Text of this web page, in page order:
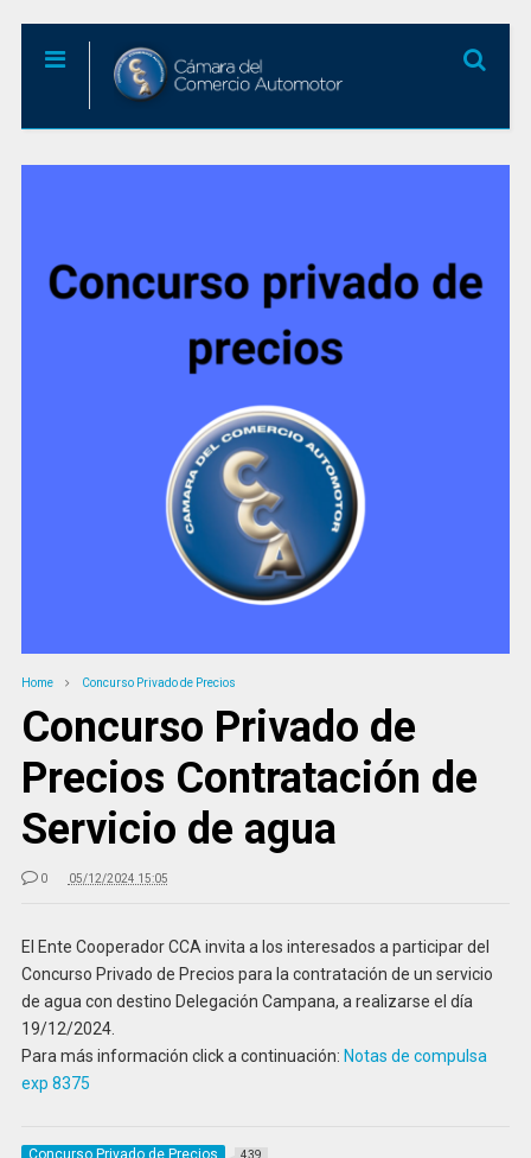
Home Concurso Privado de Precios
Concurso Privado de
Precios Contratación de
Servicio de agua
0 05/12/2024 15:05
El Ente Cooperador CCA invita a los interesados a participar del
Concurso Privado de Precios para la contratación de un servicio
de agua con destino Delegación Campana, a realizarse el día
19/12/2024.
Para más información click a continuación: Notas de compulsa
exp 8375
439